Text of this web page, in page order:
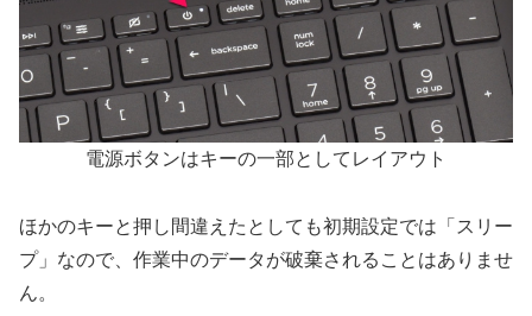
電源ボタンはキーの一部としてレイアウト
ほかのキーと押し間違えたとしても初期設定では「スリー
プ」なので、作業中のデータが破棄されることはありませ
ん。